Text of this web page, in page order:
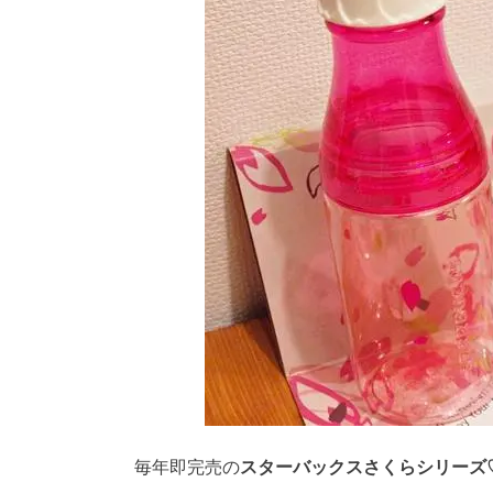
毎年即完売のスターバックスさくらシリー